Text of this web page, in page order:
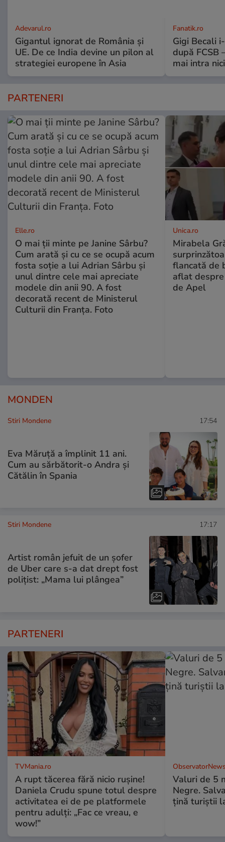
Adevarul.ro
Gigantul ignorat de România și
UE. De ce India devine un pilon al
strategiei europene în Asia
Fanatik.ro
Gigi Becali
după FCSB
mai intra
PARTENERI
Elle.ro
O mai ții minte pe Janine Sârbu?
Cum arată și cu ce se ocupă acum
fosta soție a lui Adrian Sârbu și
unul dintre cele mai apreciate
modele din anii 90. A fost
decorată recent de Ministerul
Culturii din Franța. Foto
Unica.ro
Mirabela
flancată de
aflat
de Apel
MONDEN
Stiri Mondene 17:54
Eva Măruță a împlinit 11 ani.
Cum au sărbătorit-o Andra și
Cătălin în Spania
Stiri Mondene 17:17
Artist român jefuit de un șofer
de Uber care s-a dat drept fost
polițist: „Mama lui plângea”
PARTENERI
TVMania.ro
A rupt tăcerea fără nicio rușine!
Daniela Crudu spune totul despre
activitatea ei de pe platformele
pentru adulți: „Fac ce vreau, e
wow!”
Valuri de 5
Negre.
ţină turiştii